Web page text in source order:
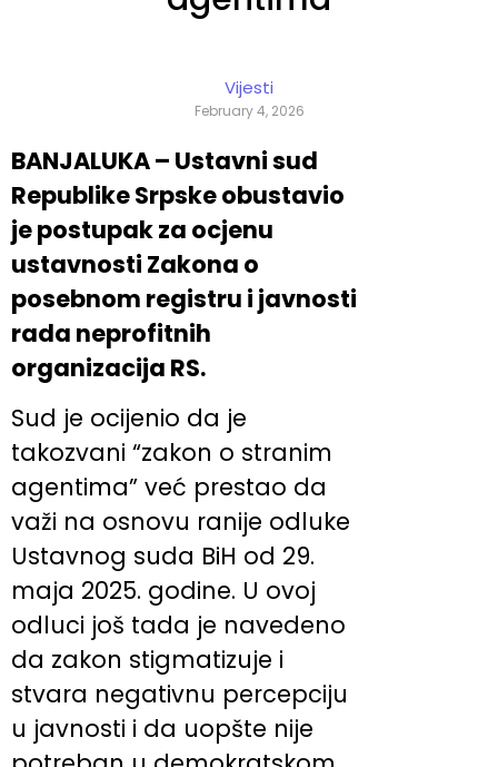
Vijesti
February 4, 2026
BANJALUKA – Ustavni sud
Republike Srpske obustavio
je postupak za ocjenu
ustavnosti Zakona o
posebnom registru i javnosti
rada neprofitnih
organizacija RS.
Sud je ocijenio da je
takozvani “zakon o stranim
agentima” već prestao da
važi na osnovu ranije odluke
Ustavnog suda BiH od 29.
maja 2025. godine. U ovoj
odluci još tada je navedeno
da zakon stigmatizuje i
stvara negativnu percepciju
u javnosti i da uopšte nije